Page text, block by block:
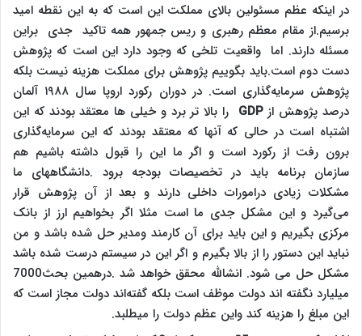
در اینکه عظم مسئولین بالای مملکت این است که به این نقطه امید
برسیم.از مقام معظم رهبری و ریس جمهور همه تاکید جدی براین
مسئله دارند. اما واقعیت تلخی که وجود دارد این است که پژوهش
دست دوم است.باید بگوییم پژوهش برای مملکت هزینه نیست بلکه
پژوهش سرمایه‌گذاری است. در دوران رکورد اروپا سال ۱۹۸۸ آلمان
درصد پژوهش از GDP را بالا تر برد و خیلی ها معتقد بودند که این
اشتباه است در حالی که آنها که معتقد بودند که این سرمایه‌گذاری
برون رفت از رکورد است و اگر ما این را قبول داشته باشیم هم
سازمان برنامه باید در تخصیصات بودجه برود .دانشگاههای ما
مشکلات زیادی درامورات داخلی دارند و بعد از آن پژوهش قرار
می‌گیرد و این مشکل جدی ما است مثلا اگر بخواهیم ارز از بانک
مرکزی بگیریم و این باید برای آن کارمند ومدیر حل شده باشد و من
نباید این دستور را از بالا بگیرم و اگر این در سیستم درست شده باشد
مشکل حل می شود. انشالله محقق خواهد شد .درهمین بحث7000
میلیارد نگفته اند دولت موظف است بلکه گفته‌ا‌ند دولت مجاز است که
این مبلغ را هزینه کند واین عظم دولت را میطلبد.